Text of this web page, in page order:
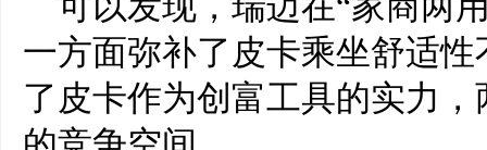
一方面弥补了皮卡乘坐舒适
了皮卡作为创富工具的实力